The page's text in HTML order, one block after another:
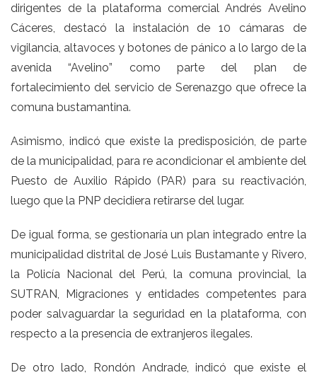
dirigentes de la plataforma comercial Andrés Avelino
Cáceres, destacó la instalación de 10 cámaras de
vigilancia, altavoces y botones de pánico a lo largo de la
avenida “Avelino” como parte del plan de
fortalecimiento del servicio de Serenazgo que ofrece la
comuna bustamantina.
Asimismo, indicó que existe la predisposición, de parte
de la municipalidad, para re acondicionar el ambiente del
Puesto de Auxilio Rápido (PAR) para su reactivación,
luego que la PNP decidiera retirarse del lugar.
De igual forma, se gestionaría un plan integrado entre la
municipalidad distrital de José Luis Bustamante y Rivero,
la Policía Nacional del Perú, la comuna provincial, la
SUTRAN, Migraciones y entidades competentes para
poder salvaguardar la seguridad en la plataforma, con
respecto a la presencia de extranjeros ilegales.
De otro lado, Rondón Andrade, indicó que existe el